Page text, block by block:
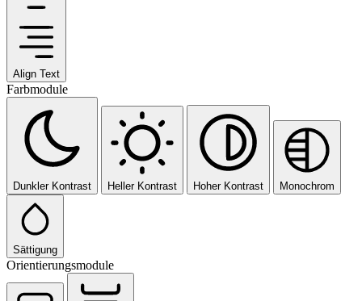
Align Text
Farbmodule
Dunkler Kontrast Heller Kontrast Hoher Kontrast Monochrom
Sättigung
Orientierungsmodule